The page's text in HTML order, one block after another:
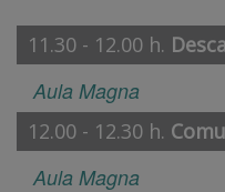
11.30 - 12.00 h.
Aula Magna
12.00 - 12.30 h.
Aula Magna